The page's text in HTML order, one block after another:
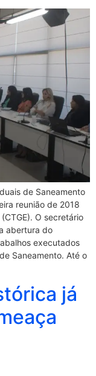
de Saneamento
reunião de 2018
O secretário
abertura do
executados
Saneamento. Até o
já